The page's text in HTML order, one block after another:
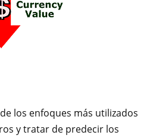
los enfoques más utilizados
y tratar de predecir los